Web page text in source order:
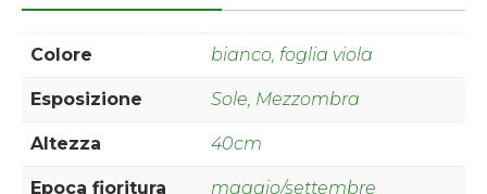
Colore bianco, foglia viola
Esposizione Sole, Mezzombra
Altezza 40cm
Epoca fioritura maggio/settembre